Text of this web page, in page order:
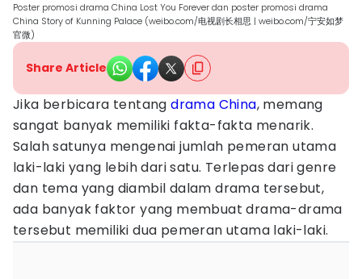
Poster promosi drama China Lost You Forever dan poster promosi drama
China Story of Kunning Palace (weibo.com/电视剧长相思 | weibo.com/宁安如梦
官微)
Share Article
Jika berbicara tentangdrama China, memang
sangat banyak memiliki fakta-fakta menarik.
Salah satunya mengenai jumlah pemeran utama
laki-laki yang lebih dari satu. Terlepas dari genre
dan tema yang diambil dalam drama tersebut,
ada banyak faktor yang membuat drama-drama
tersebut memiliki dua pemeran utama laki-laki.